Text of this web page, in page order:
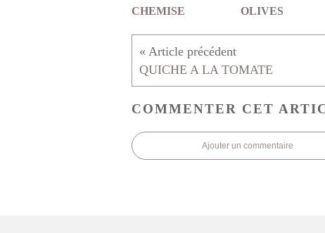
CHEMISE
OLIVES
QUICHE A LA TOMATE
COMMENTER CET
Ajouter un commentaire